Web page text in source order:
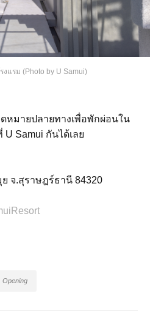
แรม (Photo by U Samui)
หมายปลายทางเพื่อพักผ่อนใน
Samui กันได้เลย
จ.สุราษฎร์ธานี 84320
Opening